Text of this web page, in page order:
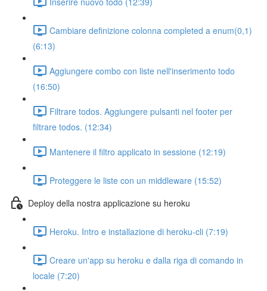
Cambiare definizione colonna completed a enum(0,1)
(6:13)
Aggiungere combo con liste nell'inserimento todo
(16:50)
Filtrare todos. Aggiungere pulsanti nel footer per
filtrare todos. (12:34)
Mantenere il filtro applicato in sessione (12:19)
Proteggere le liste con un middleware (15:52)
Deploy della nostra applicazione su heroku
Heroku. Intro e installazione di heroku-cli (7:19)
Creare un'app su heroku e dalla riga di comando in
locale (7:20)